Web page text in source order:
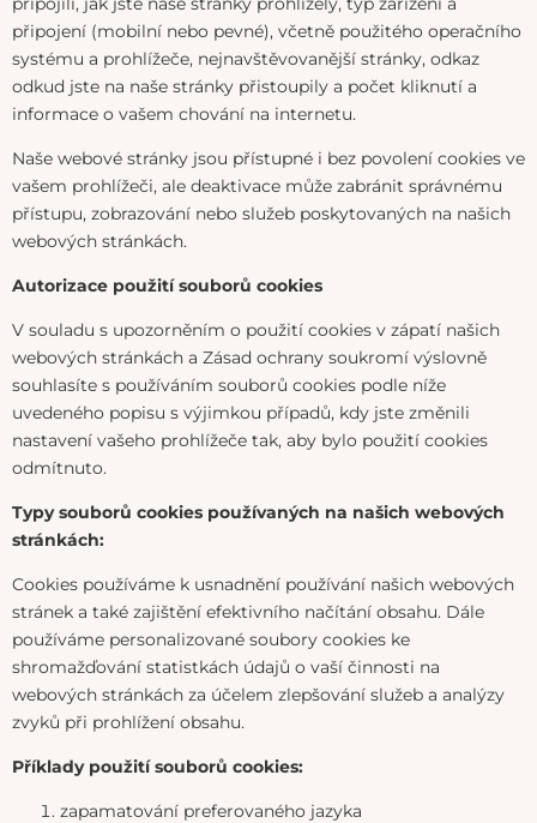
připojení (mobilní nebo pevné), včetně použitého operačního
systému a prohlížeče, nejnavštěvovanější stránky, odkaz
odkud jste na naše stránky přistoupily a počet kliknutí a
informace o vašem chování na internetu.
Naše webové stránky jsou přístupné i bez povolení cookies ve
vašem prohlížeči, ale deaktivace může zabránit správnému
přístupu, zobrazování nebo služeb poskytovaných na našich
webových stránkách.
Autorizace použití souborů cookies
V souladu s upozorněním o použití cookies v zápatí našich
webových stránkách a Zásad ochrany soukromí výslovně
souhlasíte s používáním souborů cookies podle níže
uvedeného popisu s výjimkou případů, kdy jste změnili
nastavení vašeho prohlížeče tak, aby bylo použití cookies
odmítnuto.
Typy souborů cookies používaných na našich webových
stránkách:
Cookies používáme k usnadnění používání našich webových
stránek a také zajištění efektivního načítání obsahu. Dále
používáme personalizované soubory cookies ke
shromažďování statistkách údajů o vaší činnosti na
webových stránkách za účelem zlepšování služeb a analýzy
zvyků při prohlížení obsahu.
Příklady použití souborů cookies:
zapamatování preferovaného jazyka